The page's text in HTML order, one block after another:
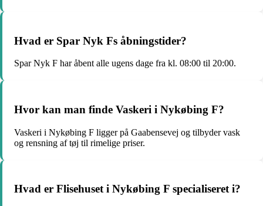
Hvad er Spar Nyk Fs åbningstider?
Spar Nyk F har åbent alle ugens dage fra kl. 08:00 til 20:00.
Hvor kan man finde Vaskeri i Nykøbing F?
Vaskeri i Nykøbing F ligger på Gaabensevej og tilbyder vask
og rensning af tøj til rimelige priser.
Hvad er Flisehuset i Nykøbing F specialiseret i?